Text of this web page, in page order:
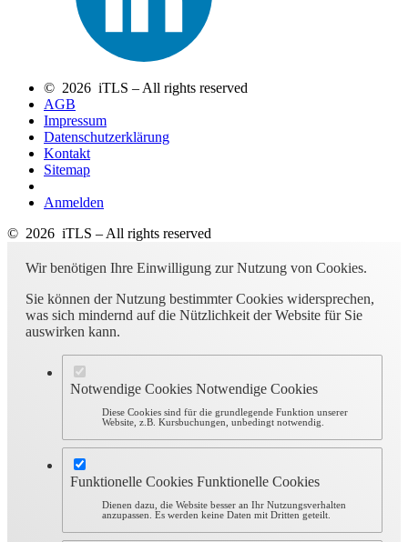
© 2026 iTLS – All rights reserved
AGB
Impressum
Datenschutzerklärung
Kontakt
Sitemap
Anmelden
© 2026 iTLS – All rights reserved
Wir benötigen Ihre Einwilligung zur Nutzung von Cookies.
Sie können der Nutzung bestimmter Cookies widersprechen,
was sich mindernd auf die Nützlichkeit der Website für Sie
auswirken kann.
Notwendige Cookies Notwendige Cookies
Diese Cookies sind für die grundlegende Funktion unserer
Website, z.B. Kursbuchungen, unbedingt notwendig.
Funktionelle Cookies Funktionelle Cookies
Dienen dazu, die Website besser an Ihr Nutzungsverhalten
anzupassen. Es werden keine Daten mit Dritten geteilt.